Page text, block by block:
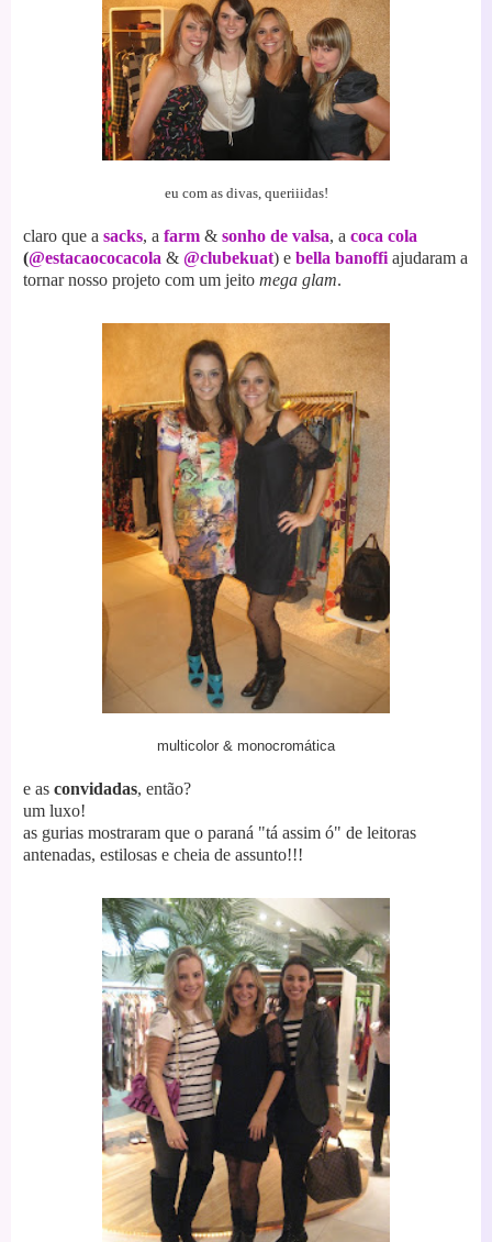
eu com as divas, queriiidas!
claro que a sacks, a farm & sonho de valsa, a coca cola
(@estacaococacola & @clubekuat) e bella banoffi ajudaram a
tornar nosso projeto com um jeito mega glam.
multicolor & monocromática
e as convidadas, então?
um luxo!
as gurias mostraram que o paraná "tá assim ó" de leitoras
antenadas, estilosas e cheia de assunto!!!